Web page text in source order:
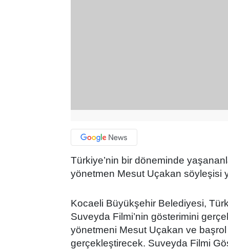
Türkiye’nin bir döneminde
yönetmen Mesut Uçakan söyleşisi
Kocaeli Büyükşehir Belediyesi,
Suveyda Filmi’nin gösterimini
yönetmeni Mesut Uçakan ve
gerçekleştirecek. Suveyda Filmi